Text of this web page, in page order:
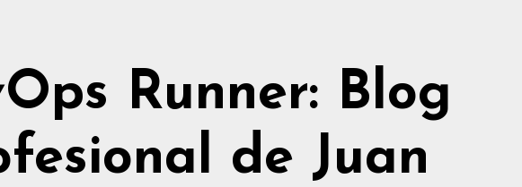
Runner: Blog
de Juan